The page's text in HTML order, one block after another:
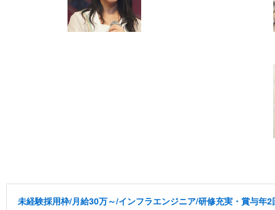
未経験採用枠/月給30万～/インフラエンジニア/研修充実・賞与年2